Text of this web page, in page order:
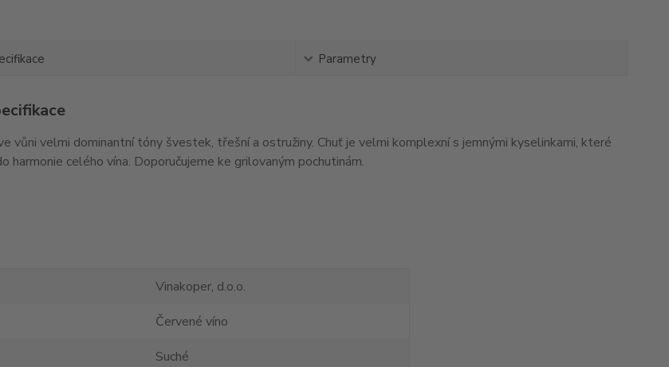
Parametry
vůni velmi dominantní tóny švestek, třešní a ostružiny. Chuť je velmi komplexní s jemnými kyselinkami, které
harmonie celého vína. Doporučujeme ke grilovaným pochutinám.
Vinakoper, d.o.o.
Červené víno
Suché